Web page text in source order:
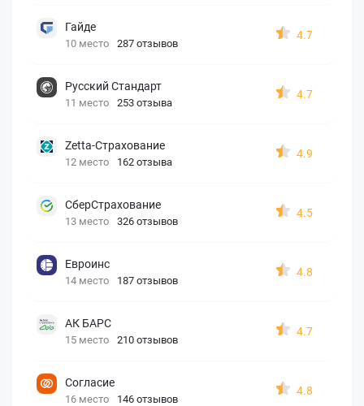
Гайде
10 место 287 отзывов
4.7
Русский Стандарт
11 место 253 отзыва
4.7
Zetta-Страхование
12 место 162 отзыва
4.9
СберСтрахование
13 место 326 отзывов
4.5
Евроинс
14 место 187 отзывов
4.8
АК БАРС
15 место 210 отзывов
4.7
Согласие
16 место 146 отзывов
4.8